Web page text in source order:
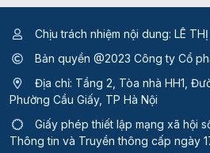
Chịu trách nhiệm nội dung: LÊ
Bản quyền @2023 Công ty Cổ
Địa chỉ: Tầng 2, Tòa nhà HH1,
Phường Cầu Giấy, TP Hà Nội
Giấy phép thiết lập mạng xã hội
Thông tin và Truyền thông cấp ngày